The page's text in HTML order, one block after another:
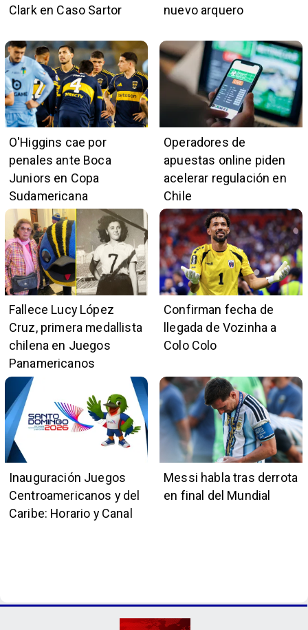
Clark en Caso Sartor
nuevo arquero
O'Higgins cae por
penales ante Boca
Juniors en Copa
Sudamericana
Operadores de
apuestas online piden
acelerar regulación en
Chile
Fallece Lucy López
Cruz, primera medallista
chilena en Juegos
Panamericanos
Confirman fecha de
llegada de Vozinha a
Colo Colo
Inauguración Juegos
Centroamericanos y del
Caribe: Horario y Canal
Messi habla tras derrota
en final del Mundial